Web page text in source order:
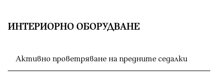
ИНТЕРИОРНО ОБОРУДВАНЕ
Активно проветряване на предните седалки